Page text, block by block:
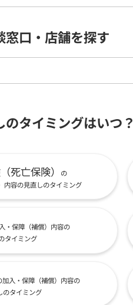
口・店舗を探す
タイミングはいつ？
死亡保険）
の
内容の見直しのタイミング
・保障（補償）内容の
タイミング
加入・保障（補償）内容の
のタイミング